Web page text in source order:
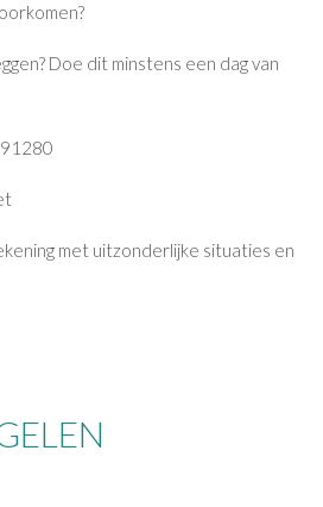
Doe dit minstens een dag van
met uitzonderlijke situaties en